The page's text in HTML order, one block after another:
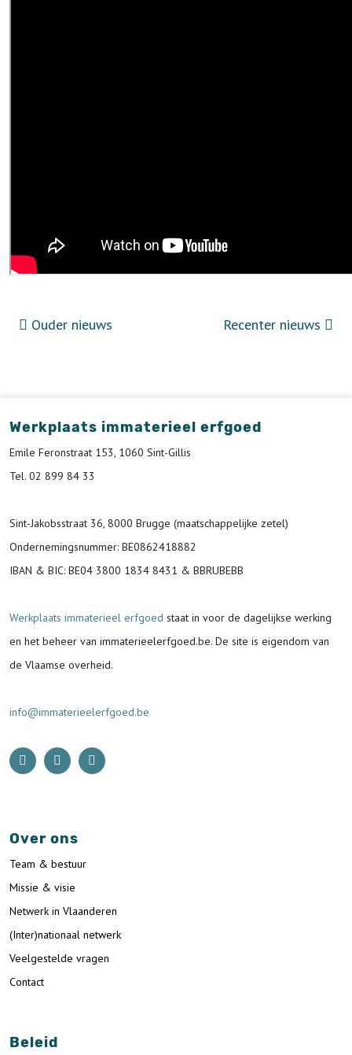
Ouder nieuws Recenter nieuws
Werkplaats immaterieel erfgoed
Emile Feronstraat 153, 1060 Sint-Gillis
Tel. 02 899 84 33
Sint-Jakobsstraat 36, 8000 Brugge (maatschappelijke zetel)
Ondernemingsnummer: BE0862418882
IBAN & BIC: BE04 3800 1834 8431 & BBRUBEBB
Werkplaats immaterieel erfgoed staat in voor de dagelijkse werking
en het beheer van immaterieelerfgoed.be. De site is eigendom van
de Vlaamse overheid.
info@immaterieelerfgoed.be
Over ons
Team & bestuur
Missie & visie
Netwerk in Vlaanderen
(Inter)nationaal netwerk
Veelgestelde vragen
Contact
Beleid